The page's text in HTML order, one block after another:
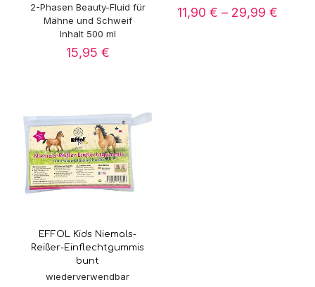
2-Phasen Beauty-Fluid für
Mähne und Schweif
Inhalt 500 ml
15,95 €
11,90 € – 29,99 €
EFFOL Kids Niemals-
Reißer-Einflechtgummis
bunt
wiederverwendbar